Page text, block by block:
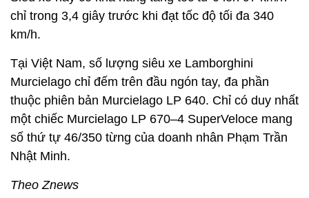
chỉ trong 3,4 giây trước khi đạt tốc độ tối đa 340
km/h.
Tại Việt Nam, số lượng siêu xe Lamborghini
Murcielago chỉ đếm trên đầu ngón tay, đa phần
thuộc phiên bản Murcielago LP 640. Chỉ có duy nhất
một chiếc Murcielago LP 670–4 SuperVeloce mang
số thứ tự 46/350 từng của doanh nhân Phạm Trần
Nhật Minh.
Theo Znews